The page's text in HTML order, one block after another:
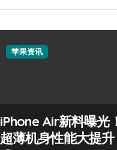
苹果资讯
iPhone Air新料曝光！
超薄机身性能大提升